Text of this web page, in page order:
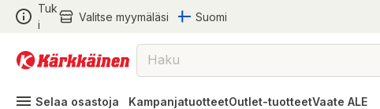
Tuk
i
Valitse myymäläsi Suomi
Selaa osastoja KampanjatuotteetOutlet-tuotteetVaate ALE